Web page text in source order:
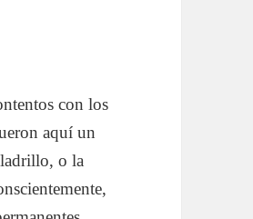
con los
aquí un
o la